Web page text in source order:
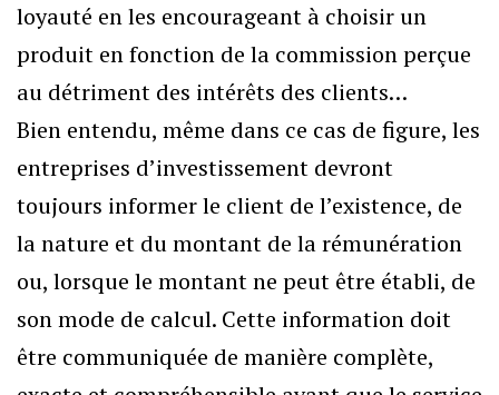
loyauté en les encourageant à choisir un
produit en fonction de la commission perçue
au détriment des intérêts des clients…
Bien entendu, même dans ce cas de figure, les
entreprises d’investissement devront
toujours informer le client de l’existence, de
la nature et du montant de la rémunération
ou, lorsque le montant ne peut être établi, de
son mode de calcul. Cette information doit
être communiquée de manière complète,